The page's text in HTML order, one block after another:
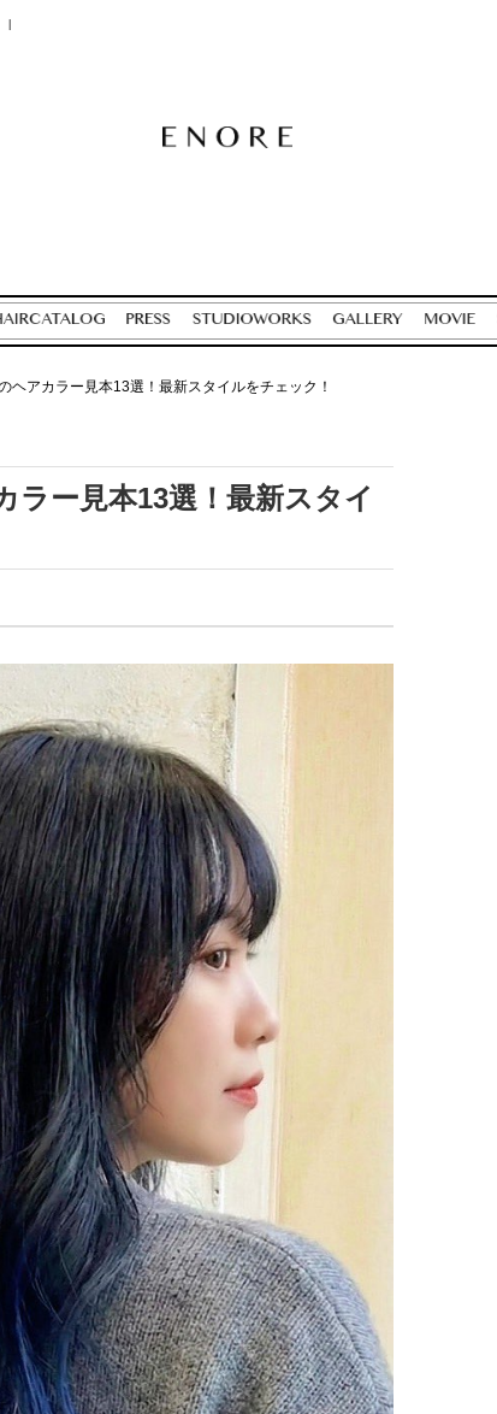
ヘアカラー見本13選！最新スタイルをチェック！
ラー見本13選！最新スタイ